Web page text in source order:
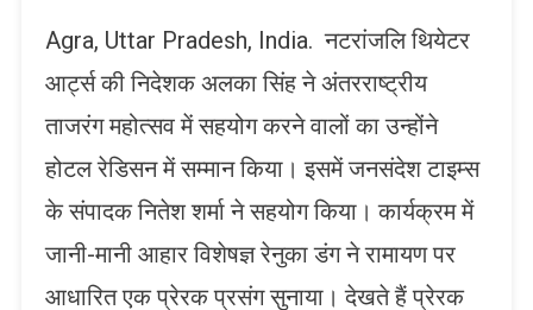
Agra, Uttar Pradesh, India. नटरांजलि थियेटर
आर्ट्स की निदेशक अलका सिंह ने अंतरराष्ट्रीय
ताजरंग महोत्सव में सहयोग करने वालों का उन्होंने
होटल रेडिसन में सम्मान किया। इसमें जनसंदेश टाइम्स
के संपादक नितेश शर्मा ने सहयोग किया। कार्यक्रम में
जानी-मानी आहार विशेषज्ञ रेनुका डंग ने रामायण पर
आधारित एक प्रेरक प्रसंग सुनाया। देखते हैं प्रेरक